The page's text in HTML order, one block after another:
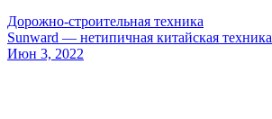
Дорожно-строительная техника
Sunward — нетипичная китайская техника
Июн 3, 2022